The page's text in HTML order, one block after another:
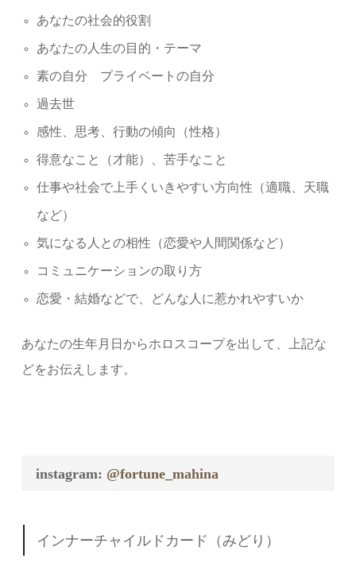
あなたの社会的役割
あなたの人生の目的・テーマ
素の自分 プライベートの自分
過去世
感性、思考、行動の傾向（性格）
得意なこと（才能）、苦手なこと
仕事や社会で上手くいきやすい方向性（適職、天職
など）
気になる人との相性（恋愛や人間関係など）
コミュニケーションの取り方
恋愛・結婚などで、どんな人に惹かれやすいか
あなたの生年月日からホロスコープを出して、上記な
どをお伝えします。
instagram: @fortune_mahina
インナーチャイルドカード（みどり）